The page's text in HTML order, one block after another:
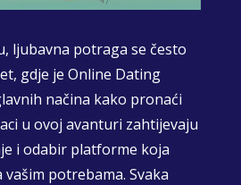
ljubavna potraga se često
gdje je Online Dating
načina kako pronaći
u ovoj avanturi zahtijevaju
i odabir platforme koja
potrebama. Svaka